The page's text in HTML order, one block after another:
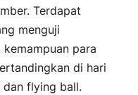
Terdapat
menguji
para
di hari
dan flying ball.